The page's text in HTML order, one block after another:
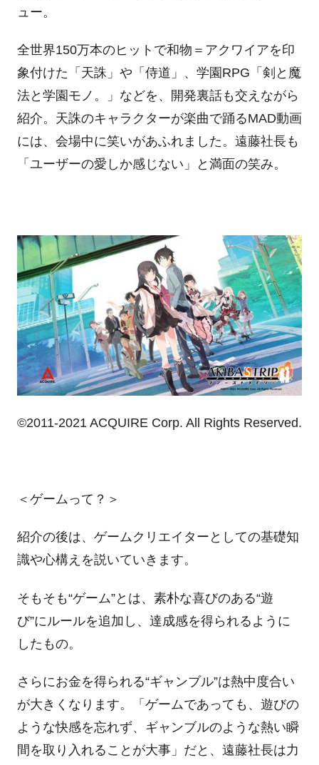
ュー。
全世界150万本のヒットで和物＝アクワイアを印
象付けた「天誅」や「侍道」、学園RPG「剣と魔
法と学園モノ。」などを、開発裏話も交えながら
紹介。天誅のキャラクターが楽曲で踊るMAD動画
には、会場中に笑いがあふれました。遠藤社長も
「ユーザーの愛しか感じない」と満面の笑み。
©2011-2021 ACQUIRE Corp. All Rights Reserved.
＜ゲームって？＞
紹介の後は、ゲームクリエイターとしての基礎知
識や心構えを説いていきます。
そもそも“ゲーム”とは、素朴な喜びのある“遊
び”にルールを追加し、達成感を得られるように
したもの。
さらにお金を得られる“ギャンブル”は熱中度合い
が大きくなります。「ゲームであっても、遊びの
ような快感を忘れず、ギャンブルのような熱い瞬
間を取り入れることが大事」だと、遠藤社長は力